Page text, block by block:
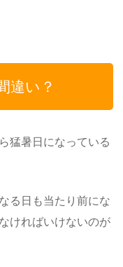
違い？
猛暑日になっている
る日も当たり前にな
ければいけないのが